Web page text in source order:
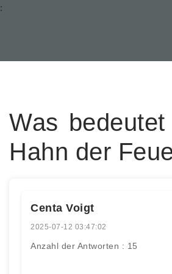
:
Was
Hahn der
Centa Voigt
2025-07-12 03:47:02
Anzahl der Antworten : 15